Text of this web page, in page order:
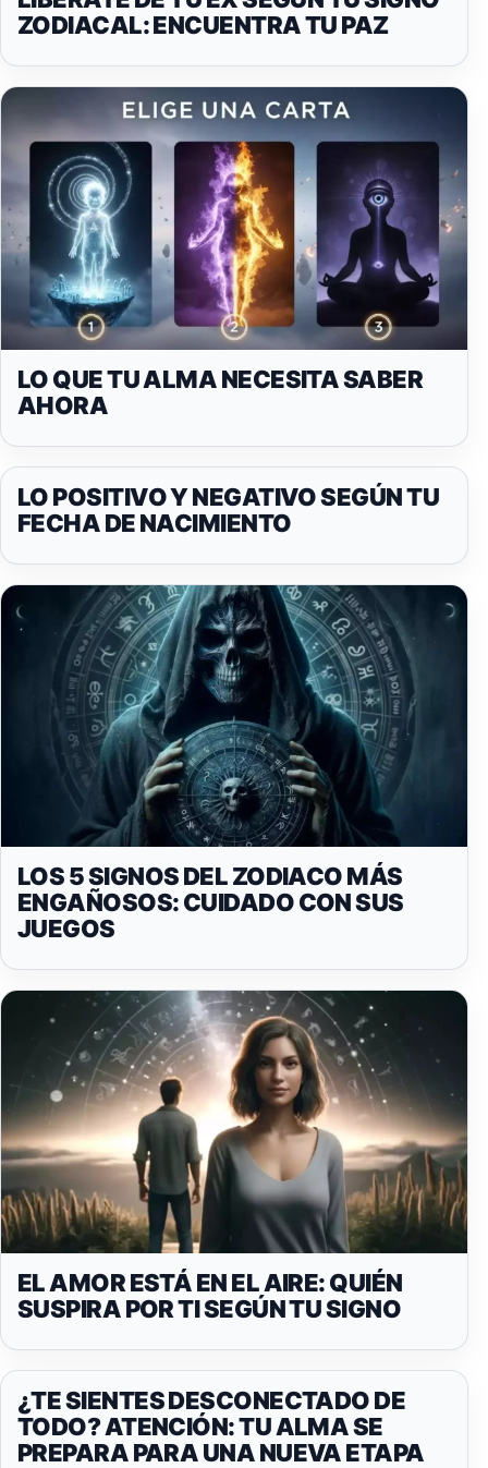
ZODIACAL: ENCUENTRA TU PAZ
LO QUE TU ALMA NECESITA SABER
AHORA
LO POSITIVO Y NEGATIVO SEGÚN TU
FECHA DE NACIMIENTO
LOS 5 SIGNOS DEL ZODIACO MÁS
ENGAÑOSOS: CUIDADO CON SUS
JUEGOS
EL AMOR ESTÁ EN EL AIRE: QUIÉN
SUSPIRA POR TI SEGÚN TU SIGNO
¿TE SIENTES DESCONECTADO DE
TODO? ATENCIÓN: TU ALMA SE
PREPARA PARA UNA NUEVA ETAPA